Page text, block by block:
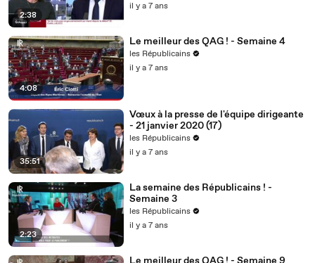
2:38
il y a 7 ans
4:08
Le meilleur des QAG ! - Semaine 4
les Républicains
il y a 7 ans
35:51
Vœux à la presse de l'équipe dirigeante
- 21 janvier 2020 (17)
les Républicains
il y a 7 ans
2:23
La semaine des Républicains ! -
Semaine 3
les Républicains
il y a 7 ans